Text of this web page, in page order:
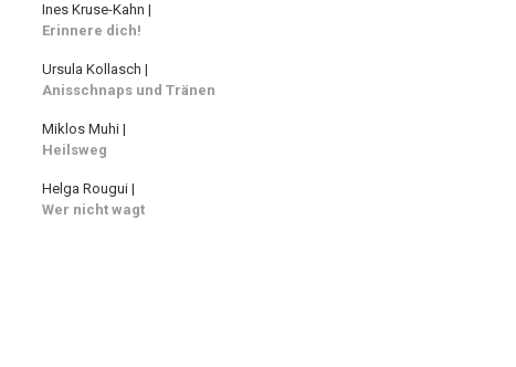
Ines Kruse-Kahn |
Erinnere dich!
Ursula Kollasch |
Anisschnaps und Tränen
Miklos Muhi |
Heilsweg
Helga Rougui |
Wer nicht wagt